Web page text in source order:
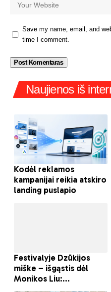
Save my name, email, and
time I comment.
Naujienos iš